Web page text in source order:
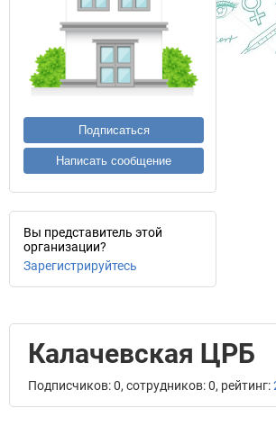
Подписаться
Написать сообщение
Вы представитель этой
организации?
Зарегистрируйтесь
Калачевская ЦРБ
Подписчиков: 0, сотрудников: 0, рейтинг: